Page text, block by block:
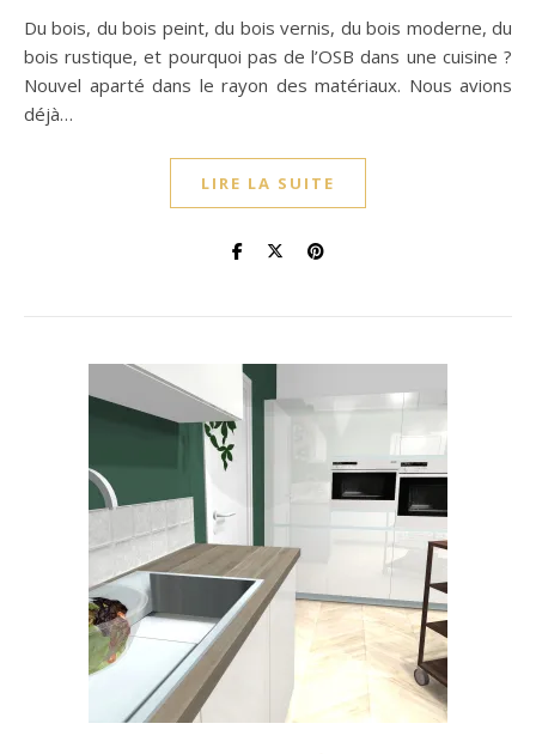
Du bois, du bois peint, du bois vernis, du bois moderne, du
bois rustique, et pourquoi pas de l’OSB dans une cuisine ?
Nouvel aparté dans le rayon des matériaux. Nous avions
déjà…
LIRE LA SUITE